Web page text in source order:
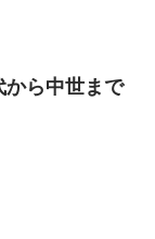
ら中世まで